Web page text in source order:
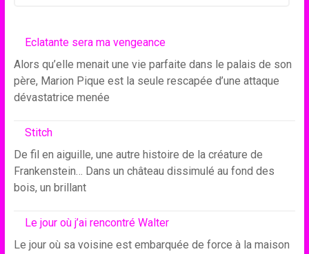
Eclatante sera ma vengeance
Alors qu’elle menait une vie parfaite dans le palais de son
père, Marion Pique est la seule rescapée d’une attaque
dévastatrice menée
Stitch
De fil en aiguille, une autre histoire de la créature de
Frankenstein… Dans un château dissimulé au fond des
bois, un brillant
Le jour où j’ai rencontré Walter
Le jour où sa voisine est embarquée de force à la maison